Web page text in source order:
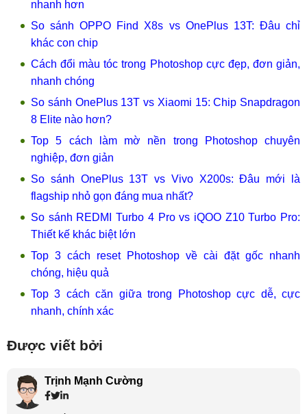
nhanh hơn
So sánh OPPO Find X8s vs OnePlus 13T: Đâu chỉ
khác con chip
Cách đổi màu tóc trong Photoshop cực đẹp, đơn giản,
nhanh chóng
So sánh OnePlus 13T vs Xiaomi 15: Chip Snapdragon
8 Elite nào hơn?
Top 5 cách làm mờ nền trong Photoshop chuyên
nghiệp, đơn giản
So sánh OnePlus 13T vs Vivo X200s: Đâu mới là
flagship nhỏ gọn đáng mua nhất?
So sánh REDMI Turbo 4 Pro vs iQOO Z10 Turbo Pro:
Thiết kế khác biệt lớn
Top 3 cách reset Photoshop về cài đặt gốc nhanh
chóng, hiệu quả
Top 3 cách căn giữa trong Photoshop cực dễ, cực
nhanh, chính xác
Được viết bởi
Trịnh Mạnh Cường